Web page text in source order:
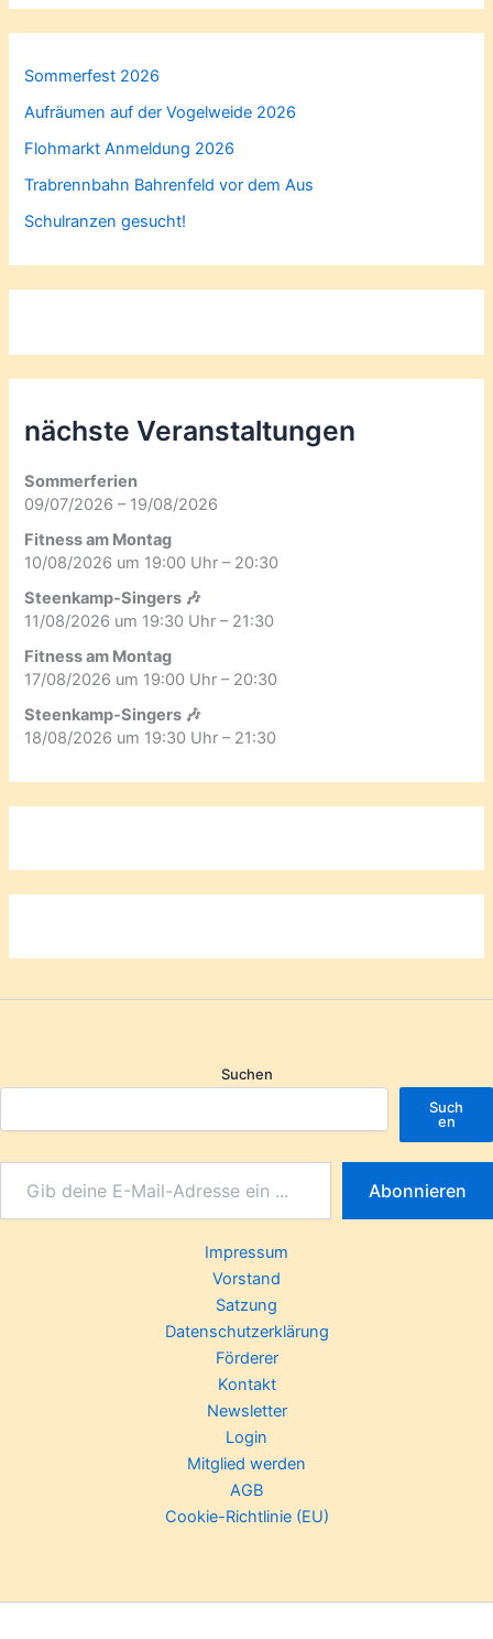
Sommerfest 2026
Aufräumen auf der Vogelweide 2026
Flohmarkt Anmeldung 2026
Trabrennbahn Bahrenfeld vor dem Aus
Schulranzen gesucht!
nächste Veranstaltungen
Sommerferien
09/07/2026 – 19/08/2026
Fitness am Montag
10/08/2026 um 19:00 Uhr – 20:30
Steenkamp-Singers 🎶
11/08/2026 um 19:30 Uhr – 21:30
Fitness am Montag
17/08/2026 um 19:00 Uhr – 20:30
Steenkamp-Singers 🎶
18/08/2026 um 19:30 Uhr – 21:30
Suchen
Such
en
Abonnieren
Impressum
Vorstand
Satzung
Datenschutzerklärung
Förderer
Kontakt
Newsletter
Login
Mitglied werden
AGB
Cookie-Richtlinie (EU)